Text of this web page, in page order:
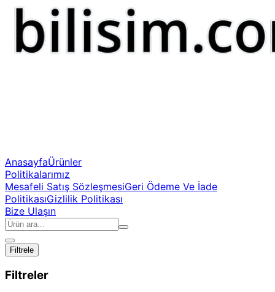
AnasayfaÜrünler
Politikalarımız
Mesafeli Satış SözleşmesiGeri Ödeme Ve İade
PolitikasıGizlilik Politikası
Bize Ulaşın
Filtrele
Filtreler